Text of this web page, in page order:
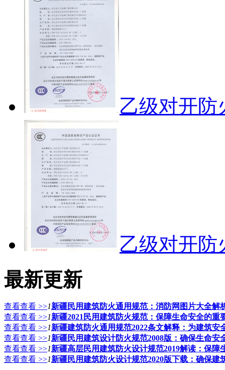
乙级对开防
乙级对开防
最新更新
查看查看 >>1新疆民用建筑防火通用规范：消防网图片大全解
查看查看 >>1新疆2021民用建筑防火规范：保障生命安全的重
查看查看 >>1新疆建筑防火通用规范2022条文解释：为建筑安
查看查看 >>1新疆民用建筑设计防火规范2008版：确保生命安
查看查看 >>1新疆高层民用建筑防火设计规范2019解读：保障
查看查看 >>1新疆民用建筑防火设计规范2020版下载：确保建